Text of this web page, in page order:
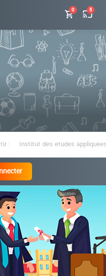
0 5
: Institut des etudes